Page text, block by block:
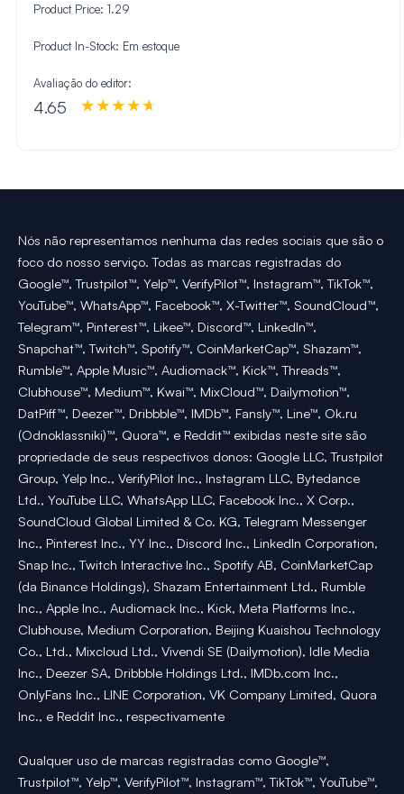
Product Price: 1.29
Product In-Stock: Em estoque
Avaliação do editor:
4.65
Nós não representamos nenhuma das redes sociais que são o
foco do nosso serviço. Todas as marcas registradas do
Google™, Trustpilot™, Yelp™, VerifyPilot™, Instagram™, TikTok™,
YouTube™, WhatsApp™, Facebook™, X-Twitter™, SoundCloud™,
Telegram™, Pinterest™, Likee™, Discord™, LinkedIn™,
Snapchat™, Twitch™, Spotify™, CoinMarketCap™, Shazam™,
Rumble™, Apple Music™, Audiomack™, Kick™, Threads™,
Clubhouse™, Medium™, Kwai™, MixCloud™, Dailymotion™,
DatPiff™, Deezer™, Dribbble™, IMDb™, Fansly™, Line™, Ok.ru
(Odnoklassniki)™, Quora™, e Reddit™ exibidas neste site são
propriedade de seus respectivos donos: Google LLC, Trustpilot
Group, Yelp Inc., VerifyPilot Inc., Instagram LLC, Bytedance
Ltd., YouTube LLC, WhatsApp LLC, Facebook Inc., X Corp.,
SoundCloud Global Limited & Co. KG, Telegram Messenger
Inc., Pinterest Inc., YY Inc., Discord Inc., LinkedIn Corporation,
Snap Inc., Twitch Interactive Inc., Spotify AB, CoinMarketCap
(da Binance Holdings), Shazam Entertainment Ltd., Rumble
Inc., Apple Inc., Audiomack Inc., Kick, Meta Platforms Inc.,
Clubhouse, Medium Corporation, Beijing Kuaishou Technology
Co., Ltd., Mixcloud Ltd., Vivendi SE (Dailymotion), Idle Media
Inc., Deezer SA, Dribbble Holdings Ltd., IMDb.com Inc.,
OnlyFans Inc., LINE Corporation, VK Company Limited, Quora
Inc., e Reddit Inc., respectivamente
Qualquer uso de marcas registradas como Google™,
Trustpilot™, Yelp™, VerifyPilot™, Instagram™, TikTok™, YouTube™,